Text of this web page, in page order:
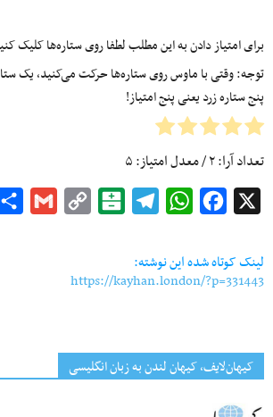
برای امتیاز دادن به این مطلب لطفا روی ستاره‌ها کلیک
توجه: وقتی با ماوس روی ستاره‌ها حرکت می‌کنید، یک
پنج ستاره زرد یعنی پنج امتیاز!
تعداد آرا:۲/ معدل امتیاز:۵
Facebook
WhatsApp
Telegram
Balatarin
Copy
Gmail
لینک کوتاه شده این نوشته:
https://kayhan.london/?p=331443
کیهان‌لایف، کیهان لندن به زبان انگلیسی